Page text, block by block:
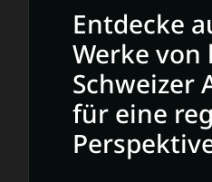
Entdecke
Werke von
Schweizer
für eine